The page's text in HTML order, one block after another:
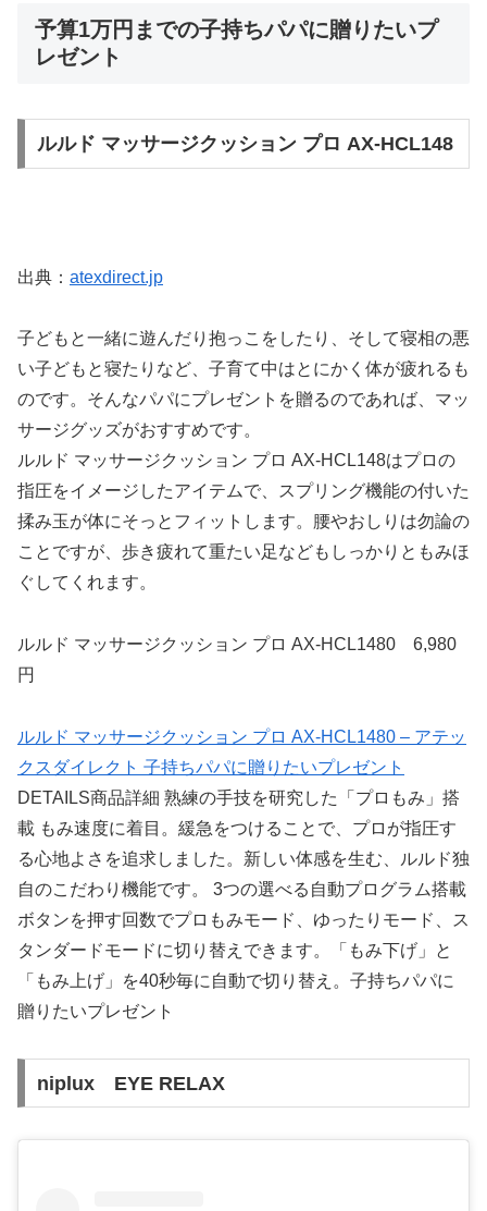
予算1万円までの子持ちパパに贈りたいプ
レゼント
ルルド マッサージクッション プロ AX-HCL148
出典： atexdirect.jp
子どもと一緒に遊んだり抱っこをしたり、そして寝相の悪
い子どもと寝たりなど、子育て中はとにかく体が疲れるも
のです。そんなパパにプレゼントを贈るのであれば、マッ
サージグッズがおすすめです。
ルルド マッサージクッション プロ AX-HCL148はプロの
指圧をイメージしたアイテムで、スプリング機能の付いた
揉み玉が体にそっとフィットします。腰やおしりは勿論の
ことですが、歩き疲れて重たい足などもしっかりともみほ
ぐしてくれます。
ルルド マッサージクッション プロ AX-HCL1480 6,980
円
ルルド マッサージクッション プロ AX-HCL1480 – アテッ
クスダイレクト 子持ちパパに贈りたいプレゼント
DETAILS商品詳細 熟練の手技を研究した「プロもみ」搭
載 もみ速度に着目。緩急をつけることで、プロが指圧す
る心地よさを追求しました。新しい体感を生む、ルルド独
自のこだわり機能です。 3つの選べる自動プログラム搭載
ボタンを押す回数でプロもみモード、ゆったりモード、ス
タンダードモードに切り替えできます。「もみ下げ」と
「もみ上げ」を40秒毎に自動で切り替え。子持ちパパに
贈りたいプレゼント
niplux EYE RELAX